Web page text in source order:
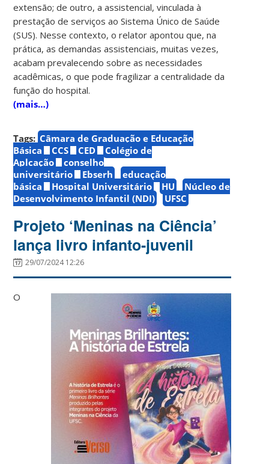
extensão; de outro, a assistencial, vinculada à
prestação de serviços ao Sistema Único de Saúde
(SUS). Nesse contexto, o relator apontou que, na
prática, as demandas assistenciais, muitas vezes,
acabam prevalecendo sobre as necessidades
acadêmicas, o que pode fragilizar a centralidade da
função do hospital.
(mais…)
Tags: Câmara de Graduação e Educação
Básica
CCS CED
Colégio de
Aplcação
conselho
universitário
Ebserh
educação
básica
Hospital Universitário HU
Núcleo de
Desenvolvimento Infantil (NDI)
UFSC
Projeto ‘Meninas na Ciência’
lança livro infanto-juvenil
29/07/2024 12:26
O